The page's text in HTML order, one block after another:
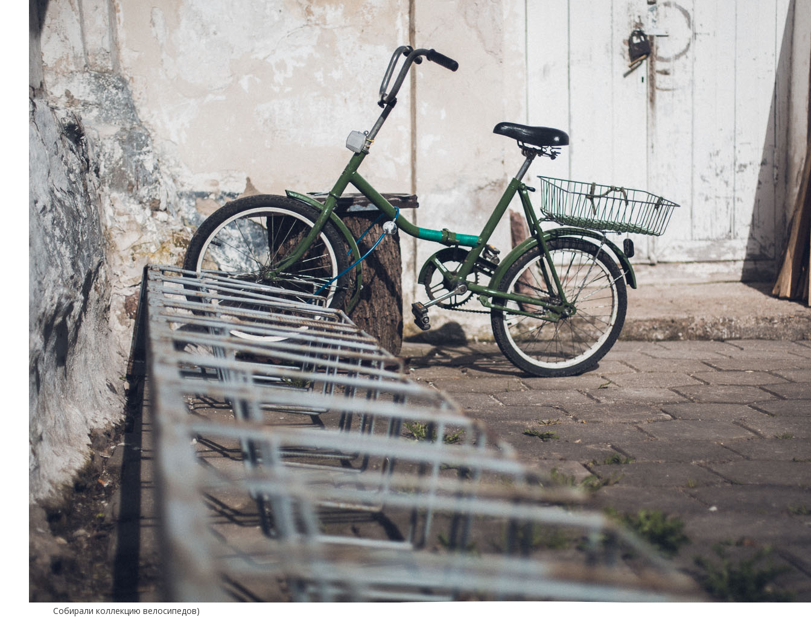
Собирали коллекцию велосипедов)